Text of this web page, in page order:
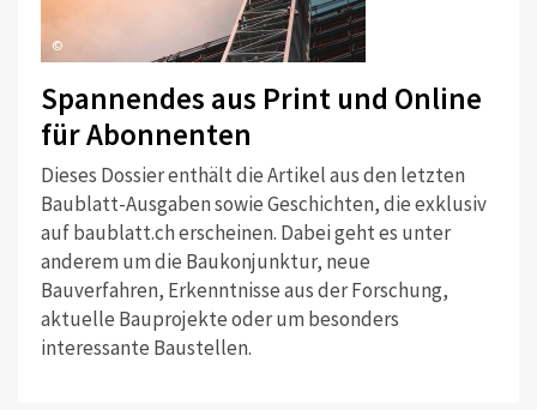
©
Spannendes aus Print und Online
für Abonnenten
Dieses Dossier enthält die Artikel aus den letzten
Baublatt-Ausgaben sowie Geschichten, die exklusiv
auf baublatt.ch erscheinen. Dabei geht es unter
anderem um die Baukonjunktur, neue
Bauverfahren, Erkenntnisse aus der Forschung,
aktuelle Bauprojekte oder um besonders
interessante Baustellen.